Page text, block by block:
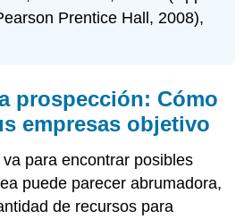
Prentice Hall, 2008),
prospección: Cómo
empresas objetivo
para encontrar posibles
puede parecer abrumadora,
de recursos para